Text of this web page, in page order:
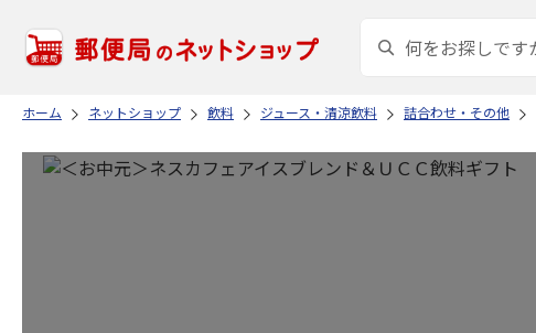
ホーム ネットショップ 飲料 ジュース・清涼飲料 詰合わせ・その他